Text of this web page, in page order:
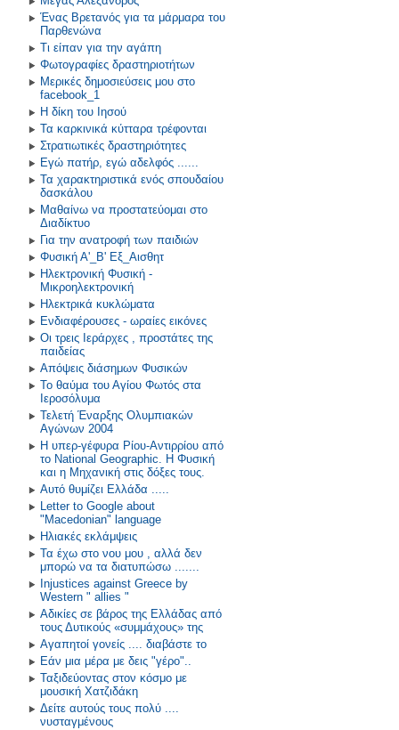
Ένας Βρετανός για τα μάρμαρα του
Παρθενώνα
Τι είπαν για την αγάπη
Φωτογραφίες δραστηριοτήτων
Μερικές δημοσιεύσεις μου στο
facebook_1
Η δίκη του Ιησού
Τα καρκινικά κύτταρα τρέφονται
Στρατιωτικές δραστηριότητες
Εγώ πατήρ, εγώ αδελφός ......
Τα χαρακτηριστικά ενός σπουδαίου
δασκάλου
Μαθαίνω να προστατεύομαι στο
Διαδίκτυο
Για την ανατροφή των παιδιών
Φυσική Α'_Β' Εξ_Αισθητ
Ηλεκτρονική Φυσική -
Μικροηλεκτρονική
Ηλεκτρικά κυκλώματα
Ενδιαφέρουσες - ωραίες εικόνες
Οι τρεις Ιεράρχες , προστάτες της
παιδείας
Απόψεις διάσημων Φυσικών
Το θαύμα του Αγίου Φωτός στα
Ιεροσόλυμα
Τελετή Έναρξης Ολυμπιακών
Αγώνων 2004
Η υπερ-γέφυρα Ρίου-Αντιρρίου από
το National Geographic. Η Φυσική
και η Μηχανική στις δόξες τους.
Αυτό θυμίζει Ελλάδα .....
Letter to Google about
"Macedonian" language
Ηλιακές εκλάμψεις
Τα έχω στο νου μου , αλλά δεν
μπορώ να τα διατυπώσω .......
Injustices against Greece by
Western " allies "
Αδικίες σε βάρος της Ελλάδας από
τους Δυτικούς «συμμάχους» της
Αγαπητοί γονείς .... διαβάστε το
Εάν μια μέρα με δεις "γέρο"..
Ταξιδεύοντας στον κόσμο με
μουσική Χατζιδάκη
Δείτε αυτούς τους πολύ ....
νυσταγμένους